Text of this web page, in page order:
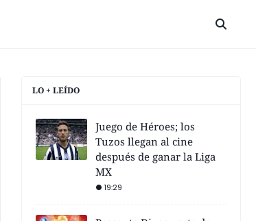
LO + LEÍDO
Juego de Héroes; los
Tuzos llegan al cine
después de ganar la Liga
MX
19:29